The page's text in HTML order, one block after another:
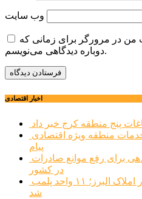
وب‌ سایت
من در مرورگر برای زمانی که
دوباره دیدگاهی می‌نویسم.
اخبار اقتصادی
پنج منطقه کرج خبر داد
پیام
در کشور
شد